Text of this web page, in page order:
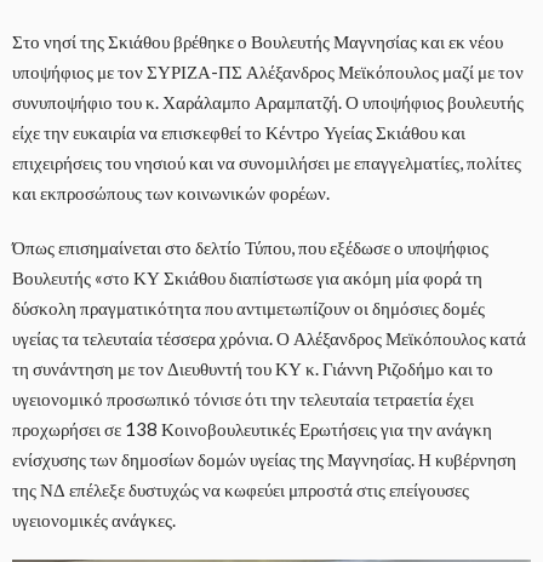
Στο νησί της Σκιάθου βρέθηκε ο Βουλευτής Μαγνησίας και εκ νέου
υποψήφιος με τον ΣΥΡΙΖΑ-ΠΣ Αλέξανδρος Μεϊκόπουλος μαζί με τον
συνυποψήφιο του κ. Χαράλαμπο Αραμπατζή. Ο υποψήφιος βουλευτής
είχε την ευκαιρία να επισκεφθεί το Κέντρο Υγείας Σκιάθου και
επιχειρήσεις του νησιού και να συνομιλήσει με επαγγελματίες, πολίτες
και εκπροσώπους των κοινωνικών φορέων.
Όπως επισημαίνεται στο δελτίο Τύπου, που εξέδωσε ο υποψήφιος
Βουλευτής «στο ΚΥ Σκιάθου διαπίστωσε για ακόμη μία φορά τη
δύσκολη πραγματικότητα που αντιμετωπίζουν οι δημόσιες δομές
υγείας τα τελευταία τέσσερα χρόνια. Ο Αλέξανδρος Μεϊκόπουλος κατά
τη συνάντηση με τον Διευθυντή του ΚΥ κ. Γιάννη Ριζοδήμο και το
υγειονομικό προσωπικό τόνισε ότι την τελευταία τετραετία έχει
προχωρήσει σε 138 Κοινοβουλευτικές Ερωτήσεις για την ανάγκη
ενίσχυσης των δημοσίων δομών υγείας της Μαγνησίας. Η κυβέρνηση
της ΝΔ επέλεξε δυστυχώς να κωφεύει μπροστά στις επείγουσες
υγειονομικές ανάγκες.